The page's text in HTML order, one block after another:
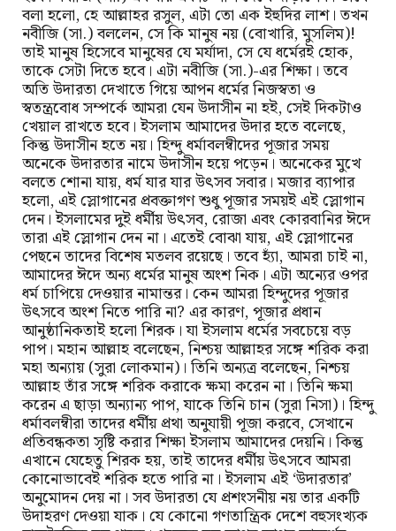
বলা হলো, হে আল্লাহর রসুল, এটা তো এক ইহুদির লাশ। তখন
নবীজি (সা.) বললেন, সে কি মানুষ নয় (বোখারি, মুসলিম)!
তাই মানুষ হিসেবে মানুষের যে মর্যাদা, সে যে ধর্মেরই হোক,
তাকে সেটা দিতে হবে। এটা নবীজি (সা.)-এর শিক্ষা। তবে
অতি উদারতা দেখাতে গিয়ে আপন ধর্মের নিজস্বতা ও
স্বতন্ত্রবোধ সম্পর্কে আমরা যেন উদাসীন না হই, সেই দিকটাও
খেয়াল রাখতে হবে। ইসলাম আমাদের উদার হতে বলেছে,
কিন্তু উদাসীন হতে নয়। হিন্দু ধর্মাবলম্বীদের পূজার সময়
অনেকে উদারতার নামে উদাসীন হয়ে পড়েন। অনেকের মুখে
বলতে শোনা যায়, ধর্ম যার যার উৎসব সবার। মজার ব্যাপার
হলো, এই স্লোগানের প্রবক্তাগণ শুধু পূজার সময়ই এই স্লোগান
দেন। ইসলামের দুই ধর্মীয় উৎসব, রোজা এবং কোরবানির ঈদে
তারা এই স্লোগান দেন না। এতেই বোঝা যায়, এই স্লোগানের
পেছনে তাদের বিশেষ মতলব রয়েছে। তবে হ্যাঁ, আমরা চাই না,
আমাদের ঈদে অন্য ধর্মের মানুষ অংশ নিক। এটা অন্যের ওপর
ধর্ম চাপিয়ে দেওয়ার নামান্তর। কেন আমরা হিন্দুদের পূজার
উৎসবে অংশ নিতে পারি না? এর কারণ, পূজার প্রধান
আনুষ্ঠানিকতাই হলো শিরক। যা ইসলাম ধর্মের সবচেয়ে বড়
পাপ। মহান আল্লাহ বলেছেন, নিশ্চয় আল্লাহর সঙ্গে শরিক করা
মহা অন্যায় (সুরা লোকমান)। তিনি অন্যত্র বলেছেন, নিশ্চয়
আল্লাহ তাঁর সঙ্গে শরিক করাকে ক্ষমা করেন না। তিনি ক্ষমা
করেন এ ছাড়া অন্যান্য পাপ, যাকে তিনি চান (সুরা নিসা)। হিন্দু
ধর্মাবলম্বীরা তাদের ধর্মীয় প্রথা অনুযায়ী পূজা করবে, সেখানে
প্রতিবন্ধকতা সৃষ্টি করার শিক্ষা ইসলাম আমাদের দেয়নি। কিন্তু
এখানে যেহেতু শিরক হয়, তাই তাদের ধর্মীয় উৎসবে আমরা
কোনোভাবেই শরিক হতে পারি না। ইসলাম এই ‘উদারতার’
অনুমোদন দেয় না। সব উদারতা যে প্রশংসনীয় নয় তার একটি
উদাহরণ দেওয়া যাক। যে কোনো গণতান্ত্রিক দেশে বহুসংখ্যক